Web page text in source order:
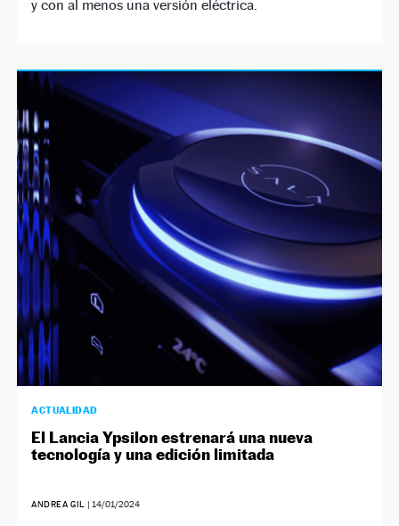
y con al menos una versión eléctrica.
ACTUALIDAD
El Lancia Ypsilon estrenará una nueva
tecnología y una edición limitada
ANDREA GIL | 14/01/2024